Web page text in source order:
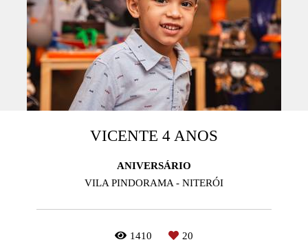
VICENTE 4 ANOS
ANIVERSÁRIO
VILA PINDORAMA - NITERÓI
1410 20